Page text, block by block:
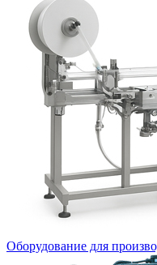
Оборудование для